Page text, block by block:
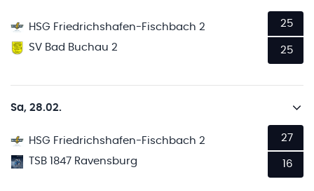
HSG Friedrichshafen-Fischbach 2
SV Bad Buchau 2
25
25
Sa, 28.02.
HSG Friedrichshafen-Fischbach 2
TSB 1847 Ravensburg
27
16